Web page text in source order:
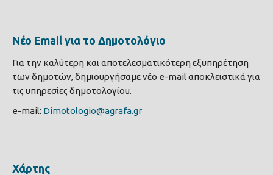
Νέο Email για το Δημοτολόγιο
Για την καλύτερη και αποτελεσματικότερη εξυπηρέτηση
των δημοτών, δημιουργήσαμε νέο e-mail αποκλειστικά για
τις υπηρεσίες δημοτολογίου.
e-mail: Dimotologio@agrafa.gr
Χάρτης